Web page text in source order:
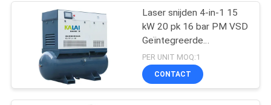
de luchtcompressor
van de olie vrije
schroef
Laser snijden 4-in-1 15
kW 20 pk 16 bar PM VSD
Geïntegreerde
schroefluchtcompressor
PER UNIT MOQ:1
CONTACT